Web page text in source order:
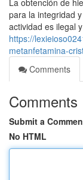
La obtención de
para la integridad
actividad es ilegal
https://
metanfetamina-
Comments
Comments
Submit a
No HTML